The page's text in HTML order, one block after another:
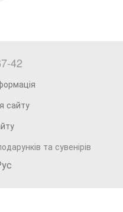
42
сайту
та сувенірів